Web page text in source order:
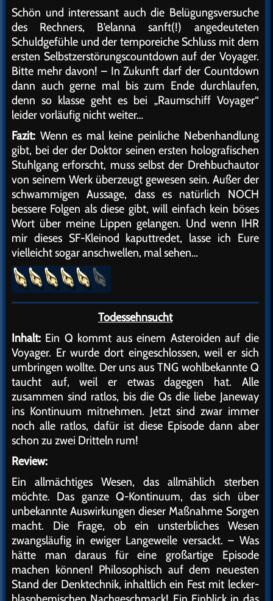
Schön und interessant auch die Belügungsversuche
des Rechners, B’elanna sanft(!) angedeuteten
Schuldgefühle und der temporeiche Schluss mit dem
ersten Selbstzerstörungscountdown auf der Voyager.
Bitte mehr davon! – In Zukunft darf der Countdown
dann auch gerne mal bis zum Ende durchlaufen,
denn so klasse geht es bei „Raumschiff Voyager“
leider vorläufig nicht weiter…
Fazit: Wenn es mal keine peinliche Nebenhandlung
gibt, bei der der Doktor seinen ersten holografischen
Stuhlgang erforscht, muss selbst der Drehbuchautor
von seinem Werk überzeugt gewesen sein. Außer der
schwammigen Aussage, dass es natürlich NOCH
bessere Folgen als diese gibt, will einfach kein böses
Wort über meine Lippen gelangen. Und wenn IHR
mir dieses SF-Kleinod kaputtredet, lasse ich Eure
vielleicht sogar anschwellen, mal sehen…
Todessehnsucht
Inhalt: Ein Q kommt aus einem Asteroiden auf die
Voyager. Er wurde dort eingeschlossen, weil er sich
umbringen wollte. Der uns aus TNG wohlbekannte Q
taucht auf, weil er etwas dagegen hat. Alle
zusammen sind ratlos, bis die Qs die liebe Janeway
ins Kontinuum mitnehmen. Jetzt sind zwar immer
noch alle ratlos, dafür ist diese Episode dann aber
schon zu zwei Dritteln rum!
Review:
Ein allmächtiges Wesen, das allmählich sterben
möchte. Das ganze Q-Kontinuum, das sich über
unbekannte Auswirkungen dieser Maßnahme Sorgen
macht. Die Frage, ob ein unsterbliches Wesen
zwangsläufig in ewiger Langeweile versackt. – Was
hätte man daraus für eine großartige Episode
machen können! Philosophisch auf dem neuesten
Stand der Denktechnik, inhaltlich ein Fest mit lecker-